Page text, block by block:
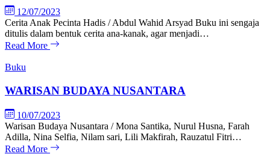
12/07/2023
Cerita Anak Pecinta Hadis / Abdul Wahid Arsyad Buku ini sengaja
ditulis dalam bentuk cerita ana-kanak, agar menjadi…
Read More
Buku
WARISAN BUDAYA NUSANTARA
10/07/2023
Warisan Budaya Nusantara / Mona Santika, Nurul Husna, Farah
Adilla, Nina Selfia, Nilam sari, Lili Makfirah, Rauzatul Fitri…
Read More